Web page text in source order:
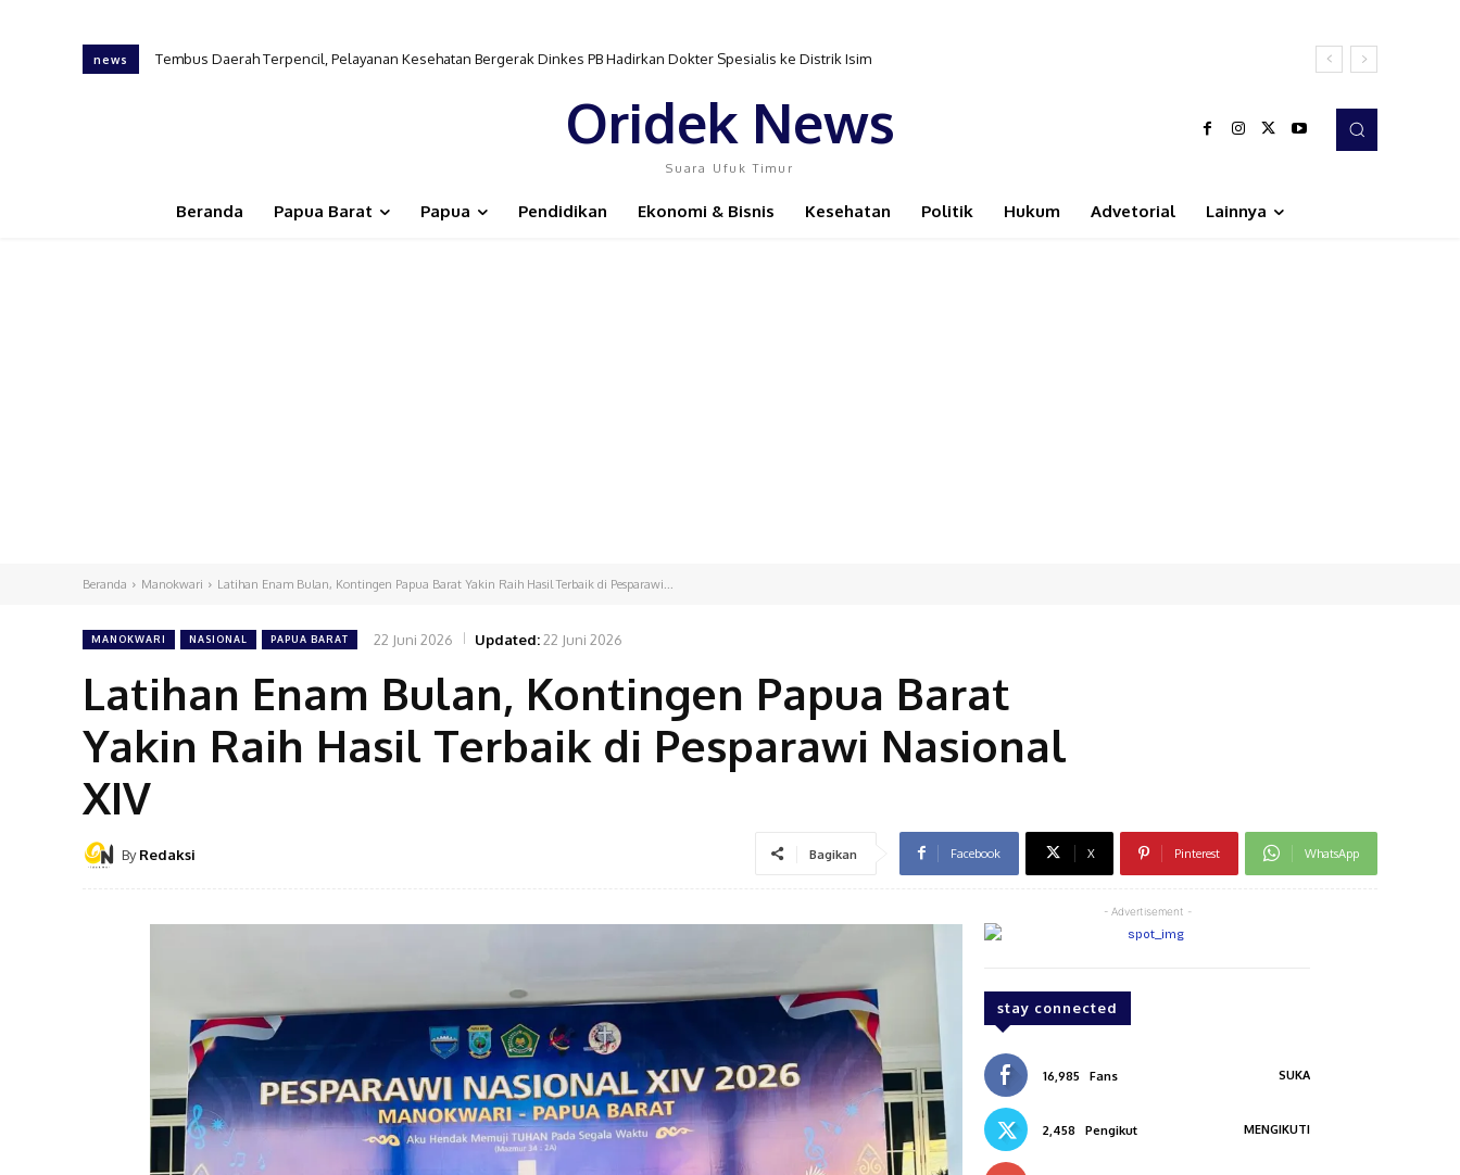
news Tembus Daerah Terpencil, Pelayanan Kesehatan Bergerak Dinkes PB Hadirkan Dokter Spesialis ke Distrik Isim
Oridek News
Suara Ufuk Timur
Beranda Papua Barat Papua Pendidikan Ekonomi & Bisnis Kesehatan Politik Hukum Advetorial Lainnya
Beranda Manokwari Latihan Enam Bulan, Kontingen Papua Barat Yakin Raih Hasil Terbaik di Pesparawi...
MANOKWARI NASIONAL PAPUA BARAT 22 Juni 2026 Updated:22 Juni 2026
Latihan Enam Bulan, Kontingen Papua Barat
Yakin Raih Hasil Terbaik di Pesparawi Nasional
XIV
By Redaksi Bagikan Facebook X Pinterest WhatsApp
- Advertisement -
stay connected
16,985 Fans SUKA
2,458 Pengikut MENGIKUTI